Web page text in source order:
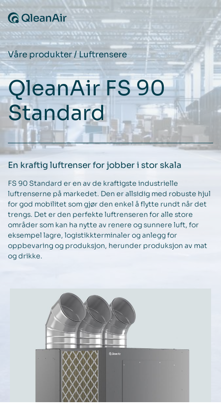
Hopp til innhold
Våre produkter/Luftrensere
QleanAir FS 90
Standard
En kraftig luftrenser for jobber i stor skala
FS 90 Standard er en av de kraftigste industrielle
luftrenserne på markedet. Den er allsidig med robuste hjul
for god mobilitet som gjør den enkel å flytte rundt når det
trengs. Det er den perfekte luftrenseren for alle store
områder som kan ha nytte av renere og sunnere luft, for
eksempel lagre, logistikkterminaler og anlegg for
oppbevaring og produksjon, herunder produksjon av mat
og drikke.